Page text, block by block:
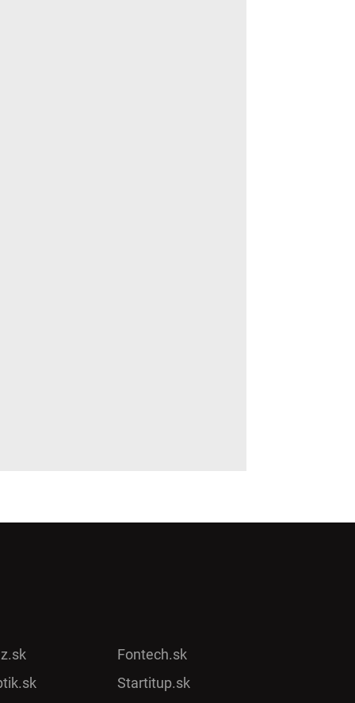
Fontech.sk
Startitup.sk